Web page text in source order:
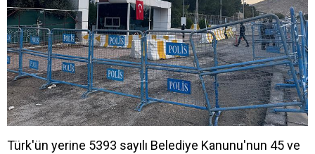
Türk'ün yerine 5393 sayılı Belediye Kanunu'nun 45 ve